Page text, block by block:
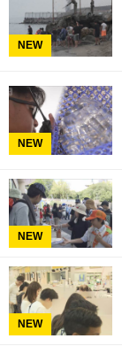
NEW
NEW
NEW
NEW